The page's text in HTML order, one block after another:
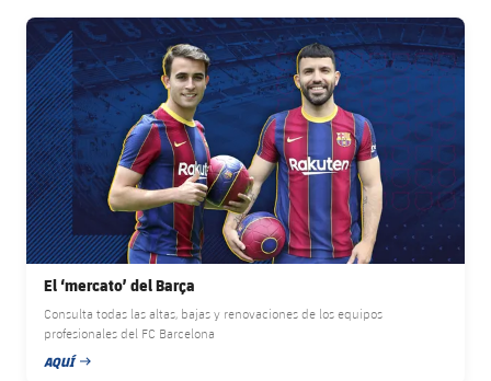
Palau Blaugrana
Estadi Johan Cruyff
Barça Cafe
Ciutat Esportiva
La Masia
plusicon
más
Servicios
Servicios Médicos
Accesibilidad
plusicon
más
Acreditaciones
Instalaciones
SUB10 A
SUB10 B
SUB9 A
SUB9 B
SUB8 A
Jugadores
Fotos
Historia
Palmarés
Infantil A
Infantil B
Mini
Entradas
Resultados
Clasificaciones
Jugadores
Fotos
Historia
Calendario
Resultados
Clasificaciones
Jugadores
Fotos
Base
plusicon
más
Actualidad
Juvenil
Cadete A
Cadete B
Infantil A
Infantil B
PLUSICON
MÁS
Primer equipo
plusicon
más
Actualidad
Calendario
Entradas
Resultados
Barça Atlètic
plusicon
más
Actualidad
Calendario
Resultados
Base
plusicon
más
Actualidad
Juvenil
Campus Verano
FC Barcelona club badge
El ‘mercato’ del Barça
Consulta todas las altas, bajas y renovaciones de los equipos
profesionales del FC Barcelona
AQUÍ
FECHA DE PUBLICACIÓN